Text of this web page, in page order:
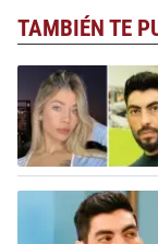
TAMBIÉN TE